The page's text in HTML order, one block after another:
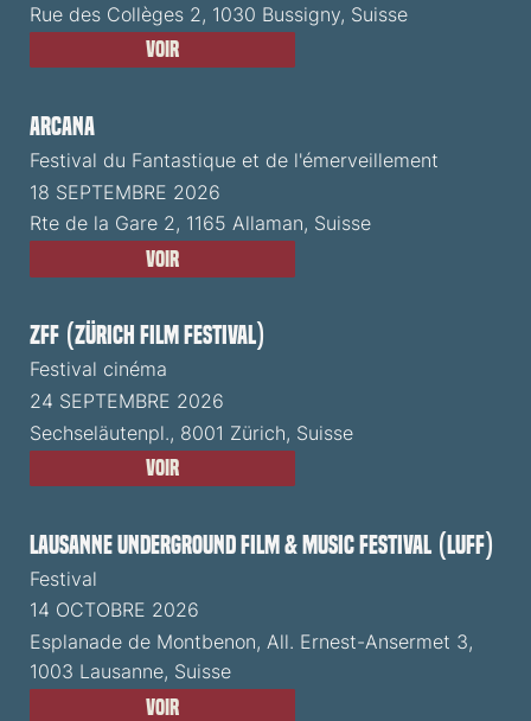
Rue des Collèges 2, 1030 Bussigny, Suisse
Voir
ARCANA
Festival du Fantastique et de l'émerveillement
18 SEPTEMBRE 2026
Rte de la Gare 2, 1165 Allaman, Suisse
Voir
ZFF (Zürich Film Festival)
Festival cinéma
24 SEPTEMBRE 2026
Sechseläutenpl., 8001 Zürich, Suisse
Voir
Lausanne Underground Film & Music Festival (LUFF)
Festival
14 OCTOBRE 2026
Esplanade de Montbenon, All. Ernest-Ansermet 3,
1003 Lausanne, Suisse
Voir